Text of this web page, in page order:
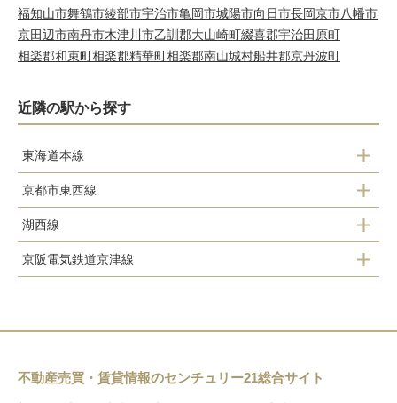
福知山市舞鶴市綾部市宇治市亀岡市城陽市向日市長岡京市八幡市
京田辺市南丹市木津川市乙訓郡大山崎町綴喜郡宇治田原町
相楽郡和束町相楽郡精華町相楽郡南山城村船井郡京丹波町
近隣の駅から探す
東海道本線
山科駅
京都市東西線
御陵駅
山科駅
小野駅
湖西線
山科駅
京阪電気鉄道京津線
京阪山科駅
四宮駅
不動産売買・賃貸情報のセンチュリー21総合サイト